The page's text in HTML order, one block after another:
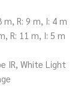
m, R: 9 m, I: 4 m
R: 11 m, I: 5 m
IR, White Light